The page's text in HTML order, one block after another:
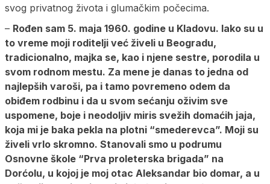
svog privatnog života i glumačkim počecima.
– Rođen sam 5. maja 1960. godine u Kladovu. Iako su u
to vreme moji roditelji već živeli u Beogradu,
tradicionalno, majka se, kao i njene sestre, porodila u
svom rodnom mestu. Za mene je danas to jedna od
najlepših varoši, pa i tamo povremeno odem da
obiđem rodbinu i da u svom sećanju oživim sve
uspomene, boje i neodoljiv miris svežih domaćih jaja,
koja mi je baka pekla na plotni “smederevca”. Moji su
živeli vrlo skromno. Stanovali smo u podrumu
Osnovne škole “Prva proleterska brigada” na
Dorćolu, u kojoj je moj otac Aleksandar bio domar, a u